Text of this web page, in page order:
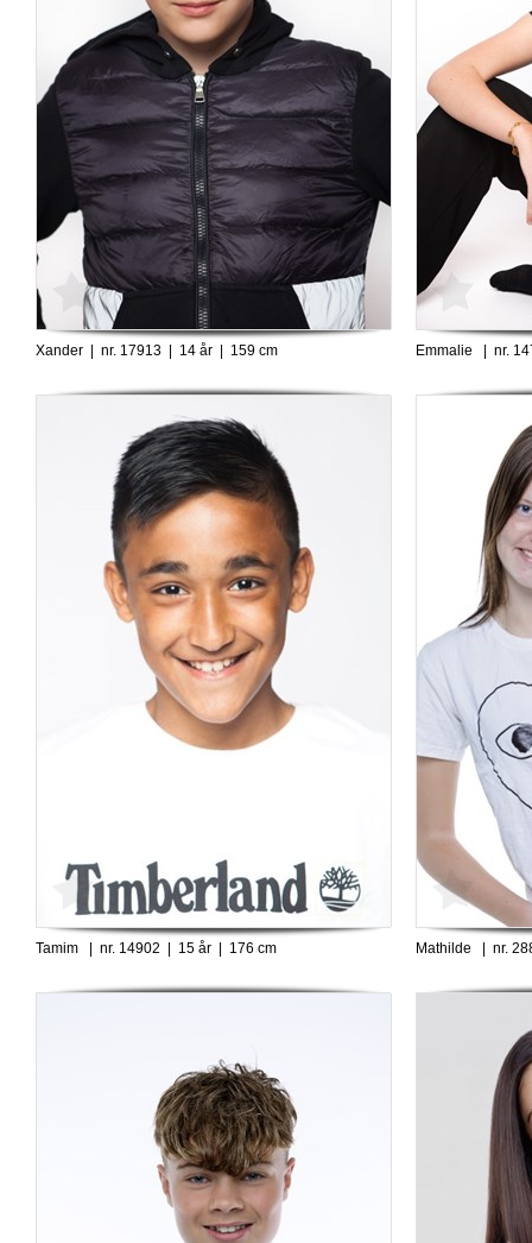
Xander | nr. 17913 | 14 år | 159 cm Emmalie | nr.
Tamim | nr. 14902 | 15 år | 176 cm Mathilde | nr.